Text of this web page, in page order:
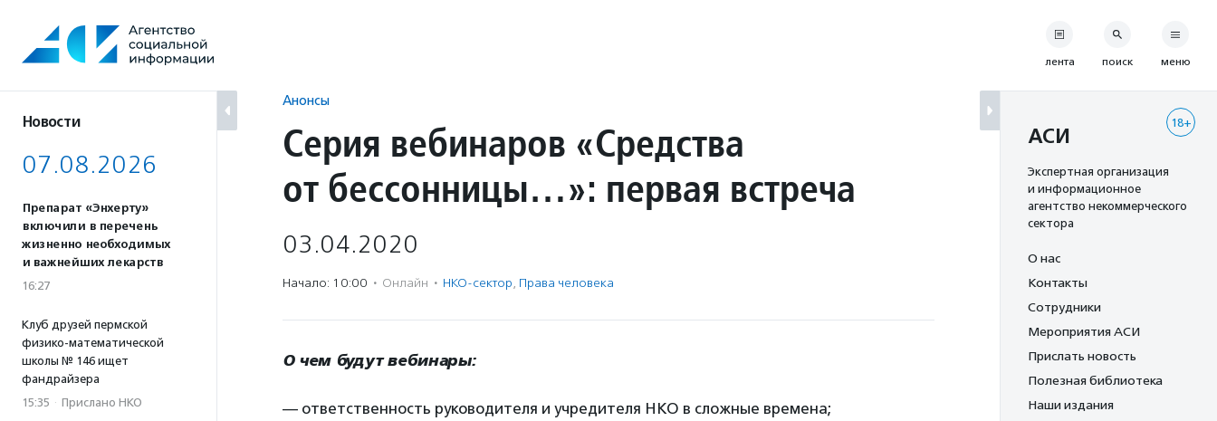
содержанию
Новости
07.08.2026
Препарат «Энхерту»
включили в перечень
жизненно необходимых
и важнейших лекарств
16:27
Клуб друзей пермской
физико-математической
школы № 146 ищет
фандрайзера
15:35 · Прислано НКО
Анонсы
Серия вебинаров «Средства
от бессонницы…»: первая встреча
03.04.2020
Начало: 10:00 · Онлайн · НКО-сектор, Права человека
О чем будут вебинары:
— ответственность руководителя и учредителя НКО в сложные времена;
лента поиск меню
18+
АСИ
Экспертная организация
и информационное
агентство некоммерческого
сектора
О нас
Контакты
Сотрудники
Мероприятия АСИ
Прислать новость
Полезная библиотека
Наши издания